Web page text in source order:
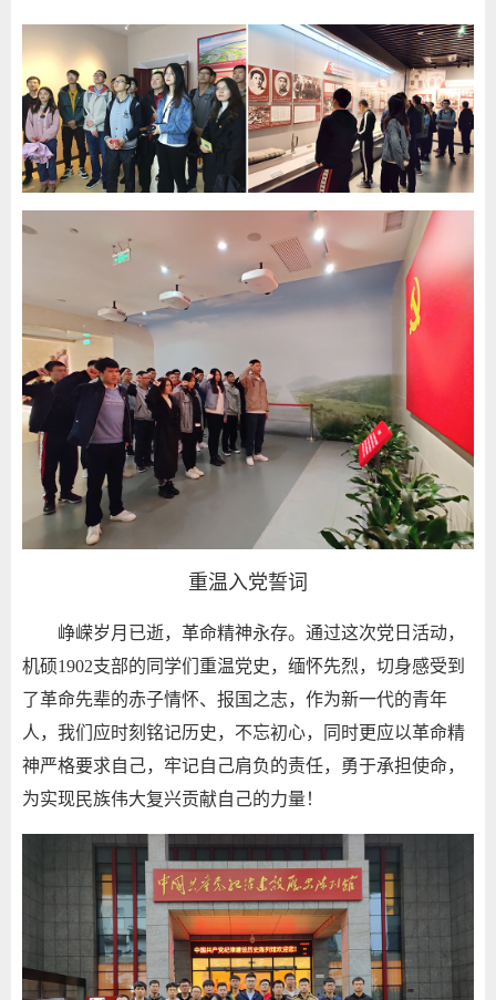
重温入党誓词
峥嵘岁月已逝，革命精神永存。通过这次党日活动，
机硕1902支部的同学们重温党史，缅怀先烈，切身感受到
了革命先辈的赤子情怀、报国之志，作为新一代的青年
人，我们应时刻铭记历史，不忘初心，同时更应以革命精
神严格要求自己，牢记自己肩负的责任，勇于承担使命，
为实现民族伟大复兴贡献自己的力量！